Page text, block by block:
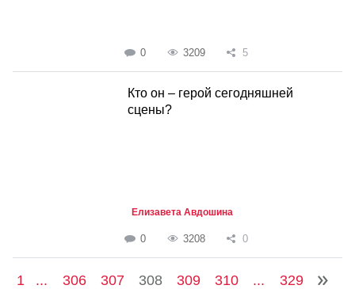
0 3209 5
Кто он – герой сегодняшней
сцены?
Елизавета Авдошина
0 3208 0
1 ... 306 307 308 309 310 ... 329